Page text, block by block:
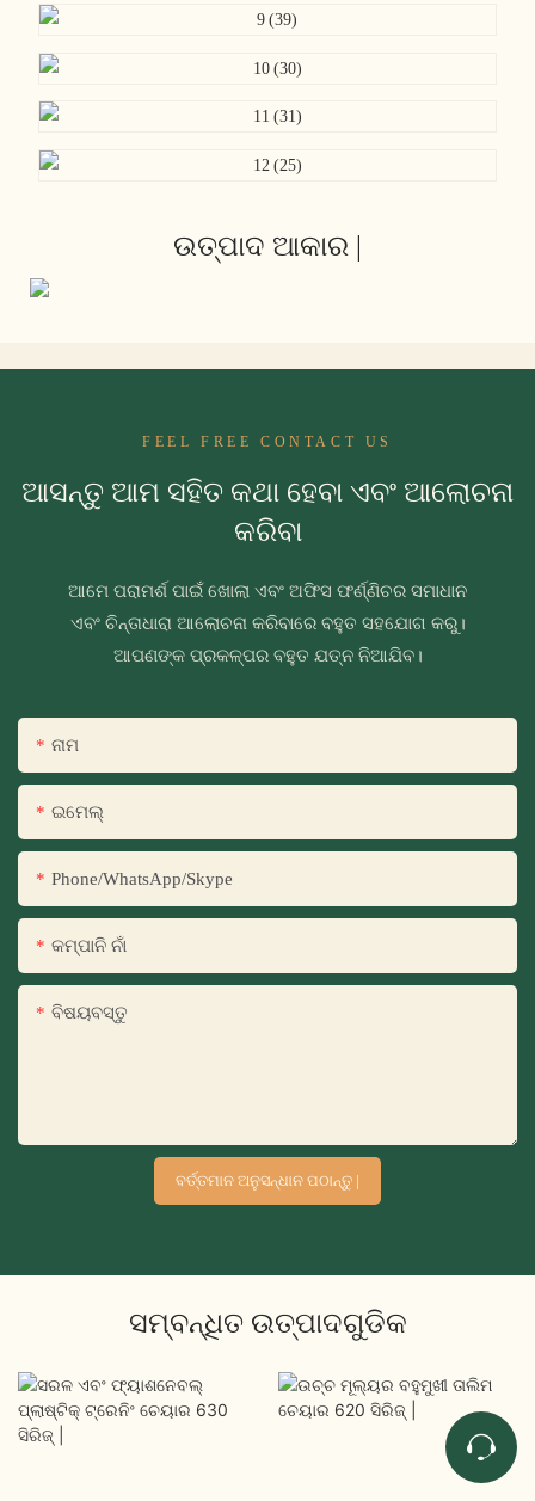
ଉତ୍ପାଦ ଆକାର |
FEEL FREE CONTACT US
ଆସନ୍ତୁ ଆମ ସହିତ କଥା ହେବା ଏବଂ ଆଲୋଚନା
କରିବା
ଆମେ ପରାମର୍ଶ ପାଇଁ ଖୋଲା ଏବଂ ଅଫିସ ଫର୍ଣ୍ଣିଚର ସମାଧାନ
ଏବଂ ଚିନ୍ତାଧାରା ଆଲୋଚନା କରିବାରେ ବହୁତ ସହଯୋଗ କରୁ।
ଆପଣଙ୍କ ପ୍ରକଳ୍ପର ବହୁତ ଯତ୍ନ ନିଆଯିବ।
ନାମ
ଇମେଲ୍
Phone/WhatsApp/Skype
କମ୍ପାନି ନାଁ
ବିଷୟବସ୍ତୁ
ବର୍ତ୍ତମାନ ଅନୁସନ୍ଧାନ ପଠାନ୍ତୁ |
ସମ୍ବନ୍ଧିତ ଉତ୍ପାଦଗୁଡିକ